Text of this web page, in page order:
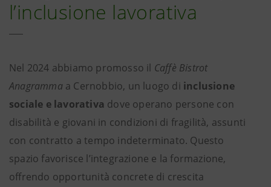
l’inclusione lavorativa
Nel 2024 abbiamo promosso il Caffè Bistrot
Anagrammaa Cernobbio, un luogo di inclusione
sociale e lavorativa dove operano persone con
disabilità e giovani in condizioni di fragilità, assunti
con contratto a tempo indeterminato. Questo
spazio favorisce l’integrazione e la formazione,
offrendo opportunità concrete di crescita